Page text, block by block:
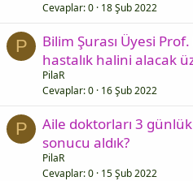
Cevaplar 0 18 Şub 2022
P
Bilim Şurası Üyesi
hastalık halini alacak
PilaR
Cevaplar 0 16 Şub 2022
P
Aile doktorları 3
sonucu aldık?
PilaR
Cevaplar 0 15 Şub 2022